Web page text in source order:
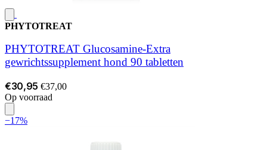
PHYTOTREAT
PHYTOTREAT Glucosamine-Extra
gewrichtssupplement hond 90 tabletten
€30,95 €37,00
Op voorraad
−17%